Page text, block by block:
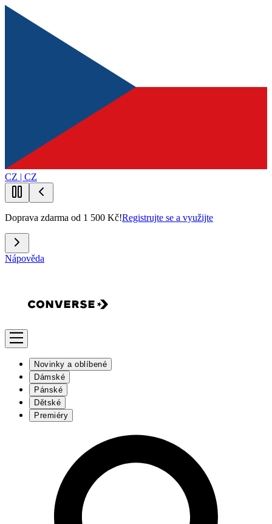
CZ | CZ
Doprava zdarma od 1 500 Kč!Registrujte se a využijte
Nápověda
Novinky a oblíbené
Dámské
Pánské
Dětské
Premiéry